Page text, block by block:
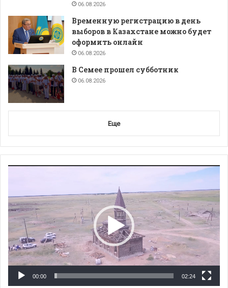
06.08.2026
Временную регистрацию в день
выборов в Казахстане можно будет
оформить онлайн
06.08.2026
В Семее прошел субботник
06.08.2026
Еще
00:00 02:24